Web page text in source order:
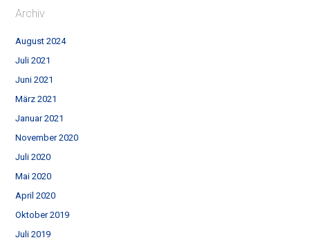
Archiv
August 2024
Juli 2021
Juni 2021
März 2021
Januar 2021
November 2020
Juli 2020
Mai 2020
April 2020
Oktober 2019
Juli 2019